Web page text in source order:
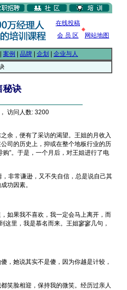
在线投稿
会 员 区
网站地图
案例 品牌 企划
企业与人
秘诀
访问人数: 3200
，便有了采访的渴望。王姐的月收入
司的历史上，抑或在整个地板行业的历
”。于是，一个月后，对王姐进行了电
非常谦逊，又不失自信，总是说自己其
的成功因素。
如果我不喜欢，我一定会马上离开，而
这里，我是慕名而来。王姐寥寥几句，
她说其实不是傻，因为你越是计较，
脸相迎，保持我的微笑。经历过亲人